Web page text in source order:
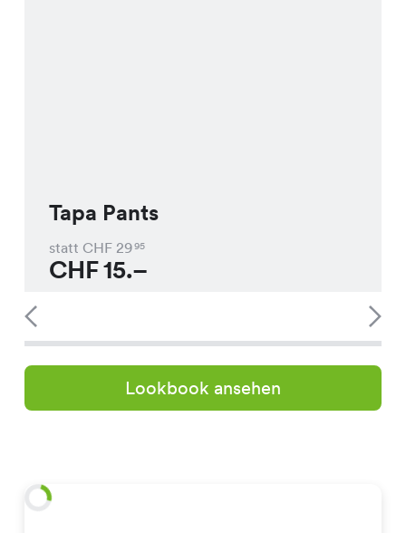
Tapa Pants
statt CHF 2995
CHF15.–
Lookbook ansehen